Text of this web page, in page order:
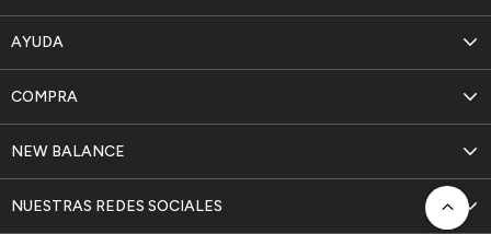
AYUDA
NEW BALANCE
COMPRA
NUESTRAS REDES SOCIALES